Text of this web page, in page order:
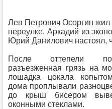
Лев Петрович Осоргин
переулке. Аркадий из
Юрий Данилович настоял,
После оттепели
разъезженная грязь на
лошадка цокала
дома проплывали
до крыш бисером
оконными стеклами.